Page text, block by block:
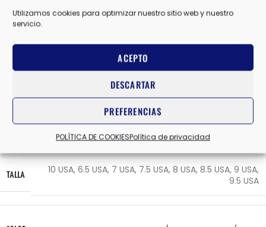
Utilizamos cookies para optimizar nuestro sitio web y nuestro
servicio.
ACEPTO
DESCARTAR
PREFERENCIAS
POLÍTICA DE COOKIESPolítica de privacidad
SKU:1155113
NEUTRA MUJER
Share:
Información adicional
MARCAS HOKA
TALLA 10 USA, 6.5 USA, 7 USA, 7.5 USA, 8 USA, 8.5 USA, 9 USA,
9.5 USA